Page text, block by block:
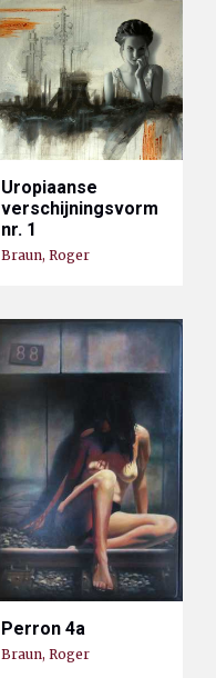
Uropiaanse
verschijningsvorm
nr. 1
Braun, Roger
Perron 4a
Braun, Roger